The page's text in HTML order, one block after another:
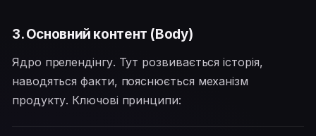
3. Основний контент (Body)
Ядро прелендінгу. Тут розвивається історія,
наводяться факти, пояснюється механізм
продукту. Ключові принципи: